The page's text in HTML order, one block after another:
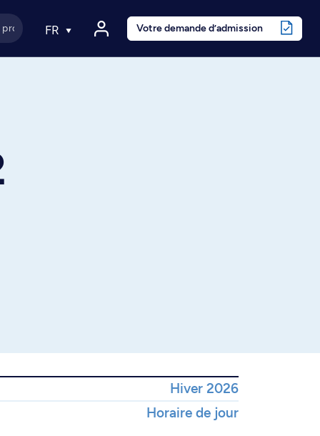
FR Votre demande d’admission
Hiver 2026
Horaire de jour